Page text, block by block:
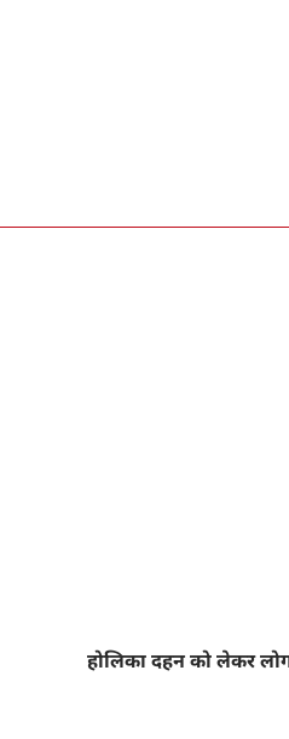
होलिका दहन को लेकर